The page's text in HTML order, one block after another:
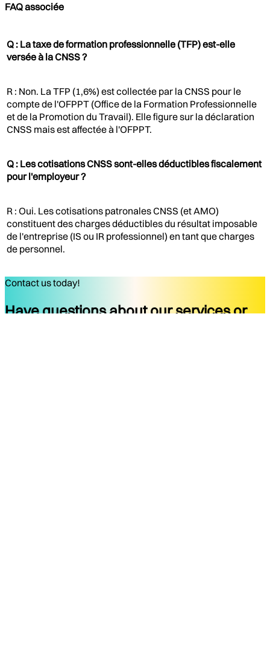
FAQ associée
Q : La taxe de formation professionnelle (TFP) est-elle
versée à la CNSS ?
R : Non. La TFP (1,6%) est collectée par la CNSS pour le
compte de l'OFPPT (Office de la Formation Professionnelle
et de la Promotion du Travail). Elle figure sur la déclaration
CNSS mais est affectée à l'OFPPT.
Q : Les cotisations CNSS sont-elles déductibles fiscalement
pour l'employeur ?
R : Oui. Les cotisations patronales CNSS (et AMO)
constituent des charges déductibles du résultat imposable
de l'entreprise (IS ou IR professionnel) en tant que charges
de personnel.
Contact us today!
Have questions about our services or